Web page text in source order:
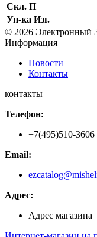
Скл. П
Уп-ка Изг.
© 2026 Электронный
Информация
Новости
Контакты
контакты
Телефон:
+7(495)510-3606
Email:
Адрес:
Адрес магазина